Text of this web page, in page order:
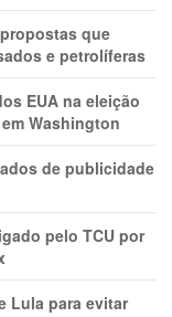
que
e petrolíferas
EUA na eleição
Washington
de publicidade
pelo TCU por
Lula para evitar